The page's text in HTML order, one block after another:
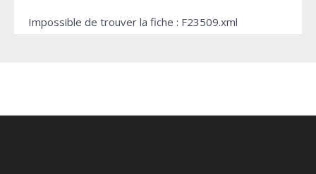
Impossible de trouver la fiche : F23509.xml